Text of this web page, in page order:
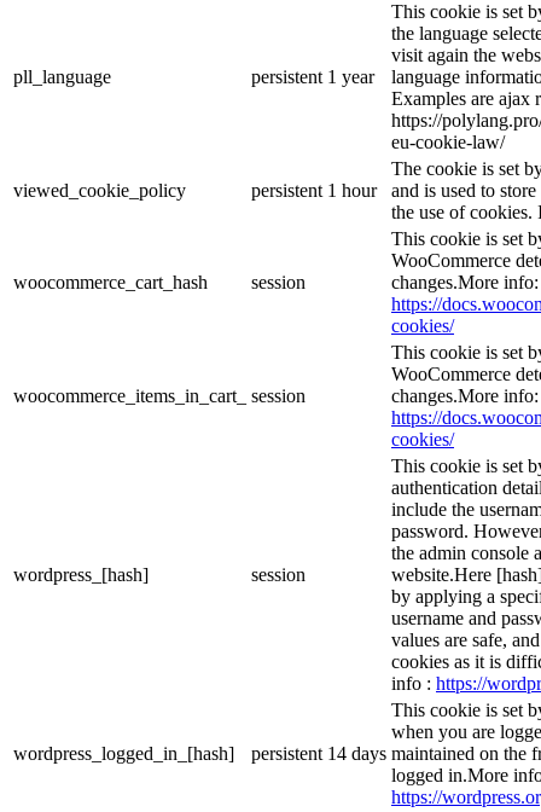
pll_language persistent 1 year
This cookie is set
the language
visit again the
language
Examples are ajax
https://
eu-cookie-law/
viewed_cookie_policy persistent 1 hour
The cookie is set
and is used to
the use of cookies.
woocommerce_cart_hash session
This cookie is set
WooCommerce
changes.More info:
https://
cookies/
woocommerce_items_in_cart_ session
This cookie is set
WooCommerce
changes.More info:
https://
cookies/
wordpress_[hash] session
This cookie is set
authentication
include the
password.
the admin console
website.Here
by applying a
username and
values are safe,
cookies as it is
info : https://
wordpress_logged_in_[hash] persistent 14 days
This cookie is set
when you are
maintained on the
logged in.More
https://